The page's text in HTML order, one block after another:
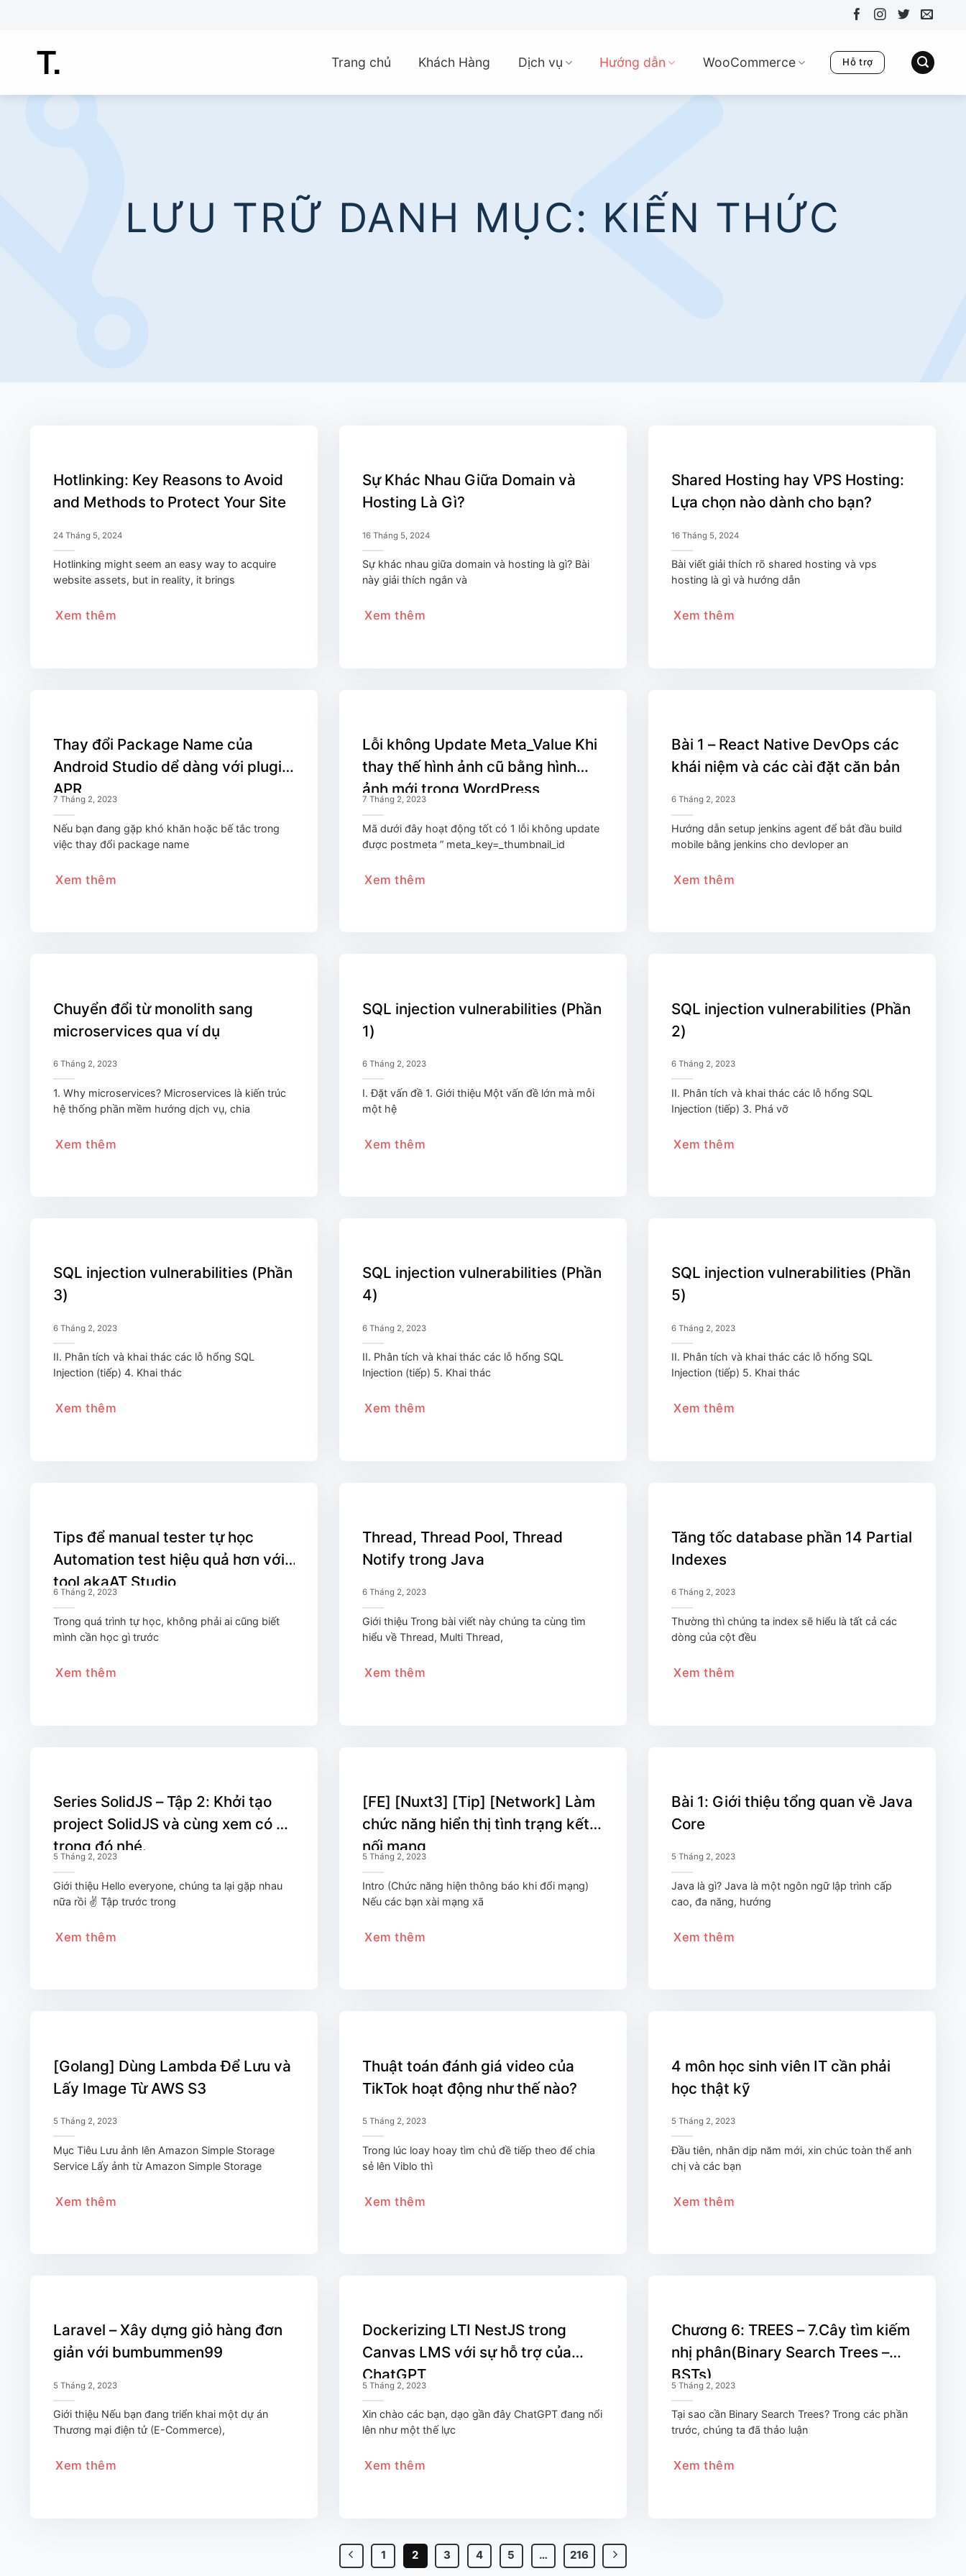
Trang chủ Khách Hàng Dịch vụ Hướng dẫn WooCommerce Hỗ trợ
LƯU TRỮ DANH MỤC: KIẾN THỨC
Hotlinking: Key Reasons to Avoid
and Methods to Protect Your Site
24 Tháng 5, 2024
Hotlinking might seem an easy way to acquire
website assets, but in reality, it brings
Xem thêm
Sự Khác Nhau Giữa Domain và
Hosting Là Gì?
16 Tháng 5, 2024
Sự khác nhau giữa domain và hosting là gì? Bài
này giải thích ngắn và
Xem thêm
Shared Hosting hay VPS Hosting:
Lựa chọn nào dành cho bạn?
16 Tháng 5, 2024
Bài viết giải thích rõ shared hosting và vps
hosting là gì và hướng dẫn
Xem thêm
Thay đổi Package Name của
Android Studio dể dàng với plugin
APR
7 Tháng 2, 2023
Nếu bạn đang gặp khó khăn hoặc bế tắc trong
việc thay đổi package name
Xem thêm
Lỗi không Update Meta_Value Khi
thay thế hình ảnh cũ bằng hình
ảnh mới trong WordPress
7 Tháng 2, 2023
Mã dưới đây hoạt động tốt có 1 lỗi không update
được postmeta ” meta_key=_thumbnail_id
Xem thêm
Bài 1 – React Native DevOps các
khái niệm và các cài đặt căn bản
6 Tháng 2, 2023
Hướng dẫn setup jenkins agent để bắt đầu build
mobile bằng jenkins cho devloper an
Xem thêm
Chuyển đổi từ monolith sang
microservices qua ví dụ
6 Tháng 2, 2023
1. Why microservices? Microservices là kiến trúc
hệ thống phần mềm hướng dịch vụ, chia
Xem thêm
SQL injection vulnerabilities (Phần
1)
6 Tháng 2, 2023
I. Đặt vấn đề 1. Giới thiệu Một vấn đề lớn mà mỗi
một hệ
Xem thêm
SQL injection vulnerabilities (Phần
2)
6 Tháng 2, 2023
II. Phân tích và khai thác các lỗ hổng SQL
Injection (tiếp) 3. Phá vỡ
Xem thêm
SQL injection vulnerabilities (Phần
3)
6 Tháng 2, 2023
II. Phân tích và khai thác các lỗ hổng SQL
Injection (tiếp) 4. Khai thác
Xem thêm
SQL injection vulnerabilities (Phần
4)
6 Tháng 2, 2023
II. Phân tích và khai thác các lỗ hổng SQL
Injection (tiếp) 5. Khai thác
Xem thêm
SQL injection vulnerabilities (Phần
5)
6 Tháng 2, 2023
II. Phân tích và khai thác các lỗ hổng SQL
Injection (tiếp) 5. Khai thác
Xem thêm
Tips để manual tester tự học
Automation test hiệu quả hơn với
tool akaAT Studio
6 Tháng 2, 2023
Trong quá trình tự học, không phải ai cũng biết
mình cần học gì trước
Xem thêm
Thread, Thread Pool, Thread
Notify trong Java
6 Tháng 2, 2023
Giới thiệu Trong bài viết này chúng ta cùng tìm
hiểu về Thread, Multi Thread,
Xem thêm
Tăng tốc database phần 14 Partial
Indexes
6 Tháng 2, 2023
Thường thì chúng ta index sẽ hiểu là tất cả các
dòng của cột đều
Xem thêm
Series SolidJS – Tập 2: Khởi tạo
project SolidJS và cùng xem có gì
trong đó nhé.
5 Tháng 2, 2023
Giới thiệu Hello everyone, chúng ta lại gặp nhau
nữa rồi ✌️ Tập trước trong
Xem thêm
[FE] [Nuxt3] [Tip] [Network] Làm
chức năng hiển thị tình trạng kết
nối mạng
5 Tháng 2, 2023
Intro (Chức năng hiện thông báo khi đổi mạng)
Nếu các bạn xài mạng xã
Xem thêm
Bài 1: Giới thiệu tổng quan về Java
Core
5 Tháng 2, 2023
Java là gì? Java là một ngôn ngữ lập trình cấp
cao, đa năng, hướng
Xem thêm
[Golang] Dùng Lambda Để Lưu và
Lấy Image Từ AWS S3
5 Tháng 2, 2023
Mục Tiêu Lưu ảnh lên Amazon Simple Storage
Service Lấy ảnh từ Amazon Simple Storage
Xem thêm
Thuật toán đánh giá video của
TikTok hoạt động như thế nào?
5 Tháng 2, 2023
Trong lúc loay hoay tìm chủ đề tiếp theo để chia
sẻ lên Viblo thì
Xem thêm
4 môn học sinh viên IT cần phải
học thật kỹ
5 Tháng 2, 2023
Đầu tiên, nhân dịp năm mới, xin chúc toàn thể anh
chị và các bạn
Xem thêm
Laravel – Xây dựng giỏ hàng đơn
giản với bumbummen99
5 Tháng 2, 2023
Giới thiệu Nếu bạn đang triển khai một dự án
Thương mại điện tử (E-Commerce),
Xem thêm
Dockerizing LTI NestJS trong
Canvas LMS với sự hỗ trợ của
ChatGPT
5 Tháng 2, 2023
Xin chào các bạn, dạo gần đây ChatGPT đang nổi
lên như một thế lực
Xem thêm
Chương 6: TREES – 7.Cây tìm kiếm
nhị phân(Binary Search Trees –
BSTs)
5 Tháng 2, 2023
Tại sao cần Binary Search Trees? Trong các phần
trước, chúng ta đã thảo luận
Xem thêm
1 2 3 4 5 … 216